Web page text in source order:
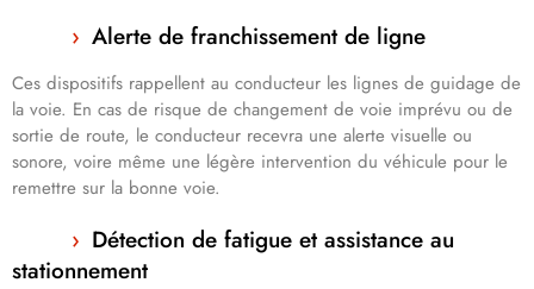
Alerte de franchissement de ligne
Ces dispositifs rappellent au conducteur les lignes de guidage de
la voie. En cas de risque de changement de voie imprévu ou de
sortie de route, le conducteur recevra une alerte visuelle ou
sonore, voire même une légère intervention du véhicule pour le
remettre sur la bonne voie.
Détection de fatigue et assistance au
stationnement